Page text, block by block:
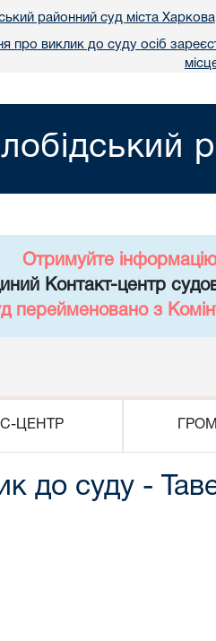
районний суд міста Харкова
про виклик до суду осіб
Отримуйте
Контакт-центр
перейменовано з
ЦЕНТР
до суду -